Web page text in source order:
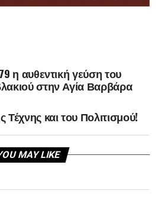
η αυθεντική γεύση του
στην Αγία Βαρβάρα
και του Πολιτισμού!
MAY LIKE